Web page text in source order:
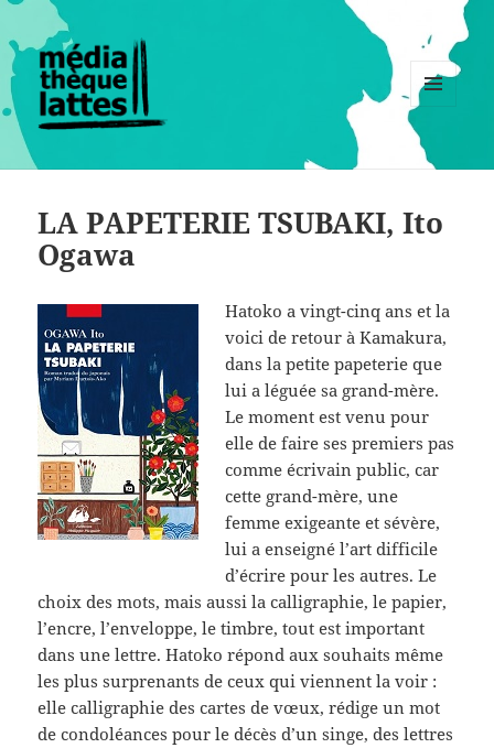
MENU
WIDGETS
LA PAPETERIE TSUBAKI, Ito
Ogawa
Hatoko a vingt-cinq ans et la
voici de retour à Kamakura,
dans la petite papeterie que
lui a léguée sa grand-mère.
Le moment est venu pour
elle de faire ses premiers pas
comme écrivain public, car
cette grand-mère, une
femme exigeante et sévère,
lui a enseigné l’art difficile
d’écrire pour les autres. Le
choix des mots, mais aussi la calligraphie, le papier,
l’encre, l’enveloppe, le timbre, tout est important
dans une lettre. Hatoko répond aux souhaits même
les plus surprenants de ceux qui viennent la voir :
elle calligraphie des cartes de vœux, rédige un mot
de condoléances pour le décès d’un singe, des lettres